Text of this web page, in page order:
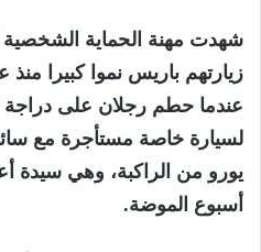
شهدت مهنة الحماية الشخصية
عندما حطم رجلان على دراجة
لسيارة خاصة مستأجرة مع
يورو من الراكبة، وهي سيدة
أسبوع الموضة.